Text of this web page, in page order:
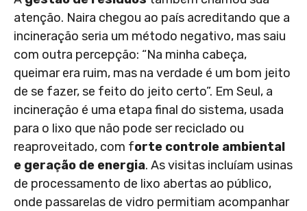
atenção. Naira chegou ao país acreditando que a
incineração seria um método negativo, mas saiu
com outra percepção: “Na minha cabeça,
queimar era ruim, mas na verdade é um bom jeito
de se fazer, se feito do jeito certo”. Em Seul, a
incineração é uma etapa final do sistema, usada
para o lixo que não pode ser reciclado ou
reaproveitado, com forte controle ambiental
e geração de energia. As visitas incluíam usinas
de processamento de lixo abertas ao público,
onde passarelas de vidro permitiam acompanhar